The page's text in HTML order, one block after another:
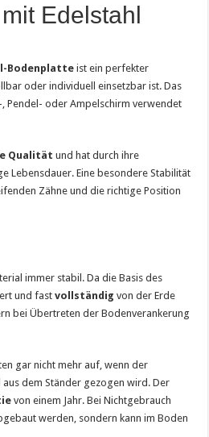
Edelstahl
Bodenplatte ist ein perfekter
oder individuell einsetzbar ist. Das
Pendel- oder Ampelschirm verwendet
Qualität und hat durch ihre
Lebensdauer. Eine besondere Stabilität
Zähne und die richtige Position
immer stabil. Da die Basis des
und fastvollständig von der Erde
bei Übertreten der Bodenverankerung
gar nicht mehr auf, wenn der
dem Ständer gezogen wird. Der
von einem Jahr. Bei Nichtgebrauch
werden, sondern kann im Boden